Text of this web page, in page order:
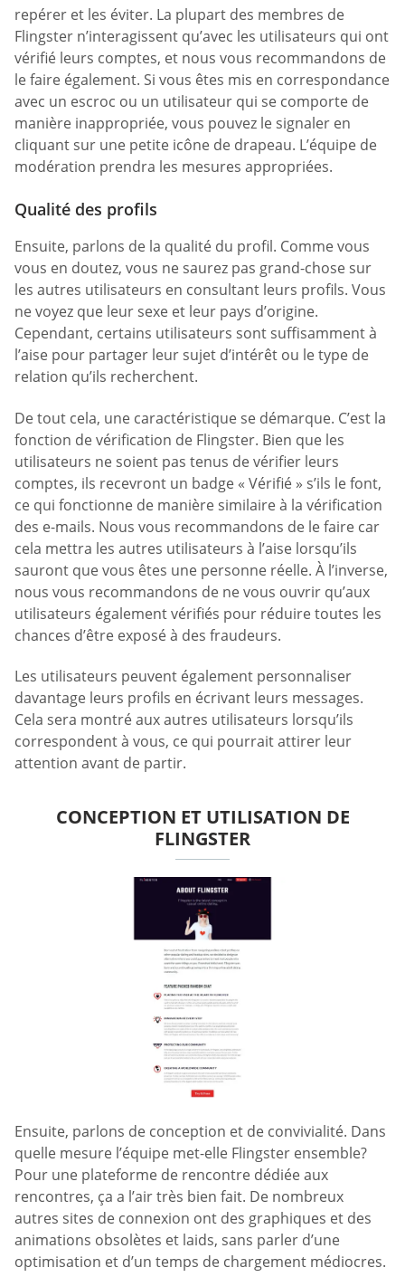
repérer et les éviter. La plupart des membres de
Flingster n’interagissent qu’avec les utilisateurs qui ont
vérifié leurs comptes, et nous vous recommandons de
le faire également. Si vous êtes mis en correspondance
avec un escroc ou un utilisateur qui se comporte de
manière inappropriée, vous pouvez le signaler en
cliquant sur une petite icône de drapeau. L’équipe de
modération prendra les mesures appropriées.
Qualité des profils
Ensuite, parlons de la qualité du profil. Comme vous
vous en doutez, vous ne saurez pas grand-chose sur
les autres utilisateurs en consultant leurs profils. Vous
ne voyez que leur sexe et leur pays d’origine.
Cependant, certains utilisateurs sont suffisamment à
l’aise pour partager leur sujet d’intérêt ou le type de
relation qu’ils recherchent.
De tout cela, une caractéristique se démarque. C’est la
fonction de vérification de Flingster. Bien que les
utilisateurs ne soient pas tenus de vérifier leurs
comptes, ils recevront un badge « Vérifié » s’ils le font,
ce qui fonctionne de manière similaire à la vérification
des e-mails. Nous vous recommandons de le faire car
cela mettra les autres utilisateurs à l’aise lorsqu’ils
sauront que vous êtes une personne réelle. À l’inverse,
nous vous recommandons de ne vous ouvrir qu’aux
utilisateurs également vérifiés pour réduire toutes les
chances d’être exposé à des fraudeurs.
Les utilisateurs peuvent également personnaliser
davantage leurs profils en écrivant leurs messages.
Cela sera montré aux autres utilisateurs lorsqu’ils
correspondent à vous, ce qui pourrait attirer leur
attention avant de partir.
CONCEPTION ET UTILISATION DE
FLINGSTER
Ensuite, parlons de conception et de convivialité. Dans
quelle mesure l’équipe met-elle Flingster ensemble?
Pour une plateforme de rencontre dédiée aux
rencontres, ça a l’air très bien fait. De nombreux
autres sites de connexion ont des graphiques et des
animations obsolètes et laids, sans parler d’une
optimisation et d’un temps de chargement médiocres.